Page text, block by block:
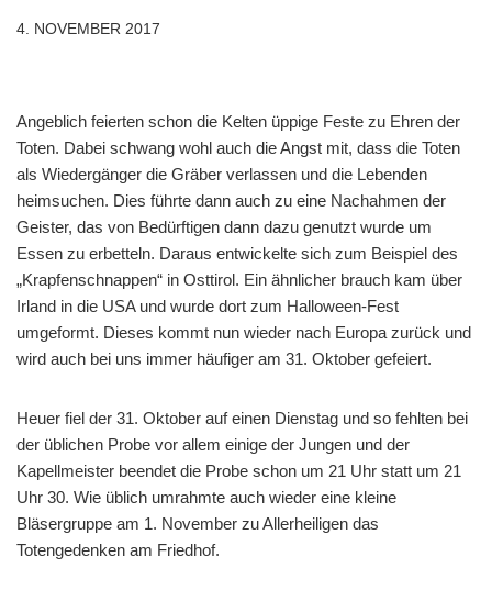
4. NOVEMBER 2017
Angeblich feierten schon die Kelten üppige Feste zu Ehren der
Toten. Dabei schwang wohl auch die Angst mit, dass die Toten
als Wiedergänger die Gräber verlassen und die Lebenden
heimsuchen. Dies führte dann auch zu eine Nachahmen der
Geister, das von Bedürftigen dann dazu genutzt wurde um
Essen zu erbetteln. Daraus entwickelte sich zum Beispiel des
„Krapfenschnappen“ in Osttirol. Ein ähnlicher brauch kam über
Irland in die USA und wurde dort zum Halloween-Fest
umgeformt. Dieses kommt nun wieder nach Europa zurück und
wird auch bei uns immer häufiger am 31. Oktober gefeiert.
Heuer fiel der 31. Oktober auf einen Dienstag und so fehlten bei
der üblichen Probe vor allem einige der Jungen und der
Kapellmeister beendet die Probe schon um 21 Uhr statt um 21
Uhr 30. Wie üblich umrahmte auch wieder eine kleine
Bläsergruppe am 1. November zu Allerheiligen das
Totengedenken am Friedhof.